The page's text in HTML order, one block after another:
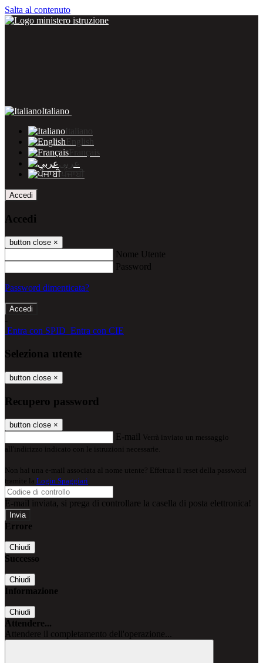
Salta al contenuto
Italiano
Italiano
English
Français
عربى
ਪੰਜਾਬੀ
Accedi
Accedi
button close ×
Nome Utente
Password
Password dimenticata?
-
Entra con SPID Entra con CIE
Seleziona utente
button close ×
Recupero password
button close ×
E-mail Verrà inviato un messaggio
all'indirizzo indicato con le istruzioni necessarie.
Non hai una e-mail associata al nome utente? Effettua il reset della password
tramite la Login Spaggiari
E-mail inviata, si prega di controllare la casella di posta elettronica!
Errore
Chiudi
Successo
Chiudi
Informazione
Chiudi
Attendere...
Attendere il completamento dell'operazione...